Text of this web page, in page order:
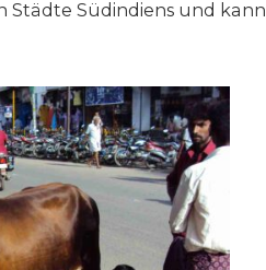
Städte Südindiens und kann